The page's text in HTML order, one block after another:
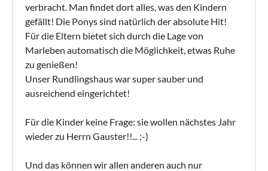
verbracht. Man findet dort alles, was den Kindern
gefällt! Die Ponys sind natürlich der absolute Hit!
Für die Eltern bietet sich durch die Lage von
Marleben automatisch die Möglichkeit, etwas Ruhe
zu genießen!
Unser Rundlingshaus war super sauber und
ausreichend eingerichtet!
Für die Kinder keine Frage: sie wollen nächstes Jahr
wieder zu Herrn Gauster!!... ;-)
Und das können wir allen anderen auch nur